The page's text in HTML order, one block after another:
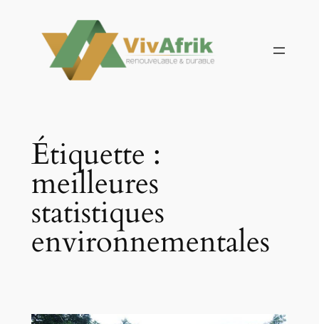
contenu
Étiquette :
meilleures
statistiques
environnementales